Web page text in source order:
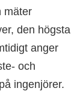
mäter
den högsta
anger
och
ingenjörer.